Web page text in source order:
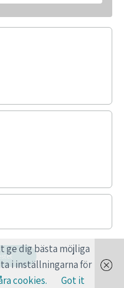
ge dig bästa möjliga
i inställningarna för
cookies. Got it